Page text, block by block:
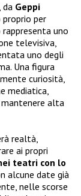
da Geppi
proprio per
uno
televisiva,
uno degli
Una figura
curiosità,
mediatica,
alta
realtà,
ai propri
teatri con lo
alcune date già
nelle scorse